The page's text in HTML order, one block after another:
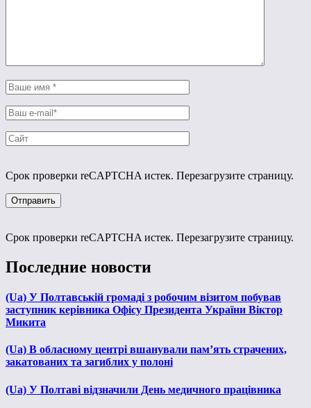
Срок проверки reCAPTCHA истек. Перезагрузите страницу.
Срок проверки reCAPTCHA истек. Перезагрузите страницу.
Последние новости
(Ua) У Полтавській громаді з робочим візитом побував
заступник керівника Офісу Президента України Віктор
Микита
(Ua) В обласному центрі вшанували пам’ять страчених,
закатованих та загиблих у полоні
(Ua) У Полтаві відзначили День медичного працівника